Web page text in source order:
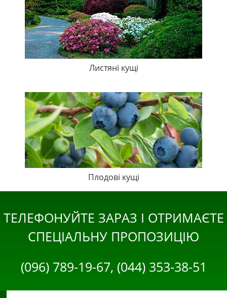
Листяні кущі
Плодові кущі
ТЕЛЕФОНУЙТЕ ЗАРАЗ І ОТРИМАЄТЕ
СПЕЦІАЛЬНУ ПРОПОЗИЦІЮ
(096) 789-19-67, (044) 353-38-51